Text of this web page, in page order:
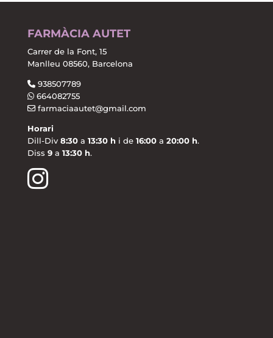
FARMÀCIA AUTET
Carrer de la Font, 15
Manlleu 08560, Barcelona
938507789
664082755
farmaciaautet@gmail.com
Horari
Dill-Div 8:30a 13:30 h i de 16:00a 20:00 h.
Diss 9 a 13:30 h.